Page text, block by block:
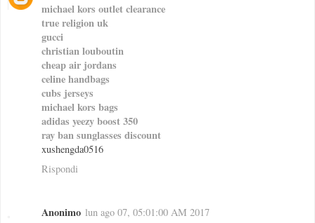
michael kors outlet clearance
true religion uk
gucci
christian louboutin
cheap air jordans
celine handbags
cubs jerseys
michael kors bags
adidas yeezy boost 350
ray ban sunglasses discount
xushengda0516
Rispondi
Anonimo lun ago 07, 05:01:00 AM 2017